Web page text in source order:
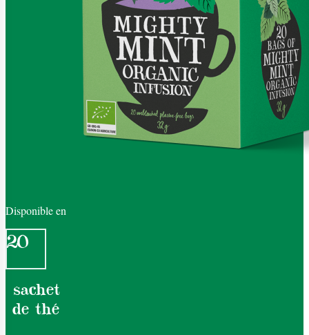
Disponible en
20
sachet
de thé